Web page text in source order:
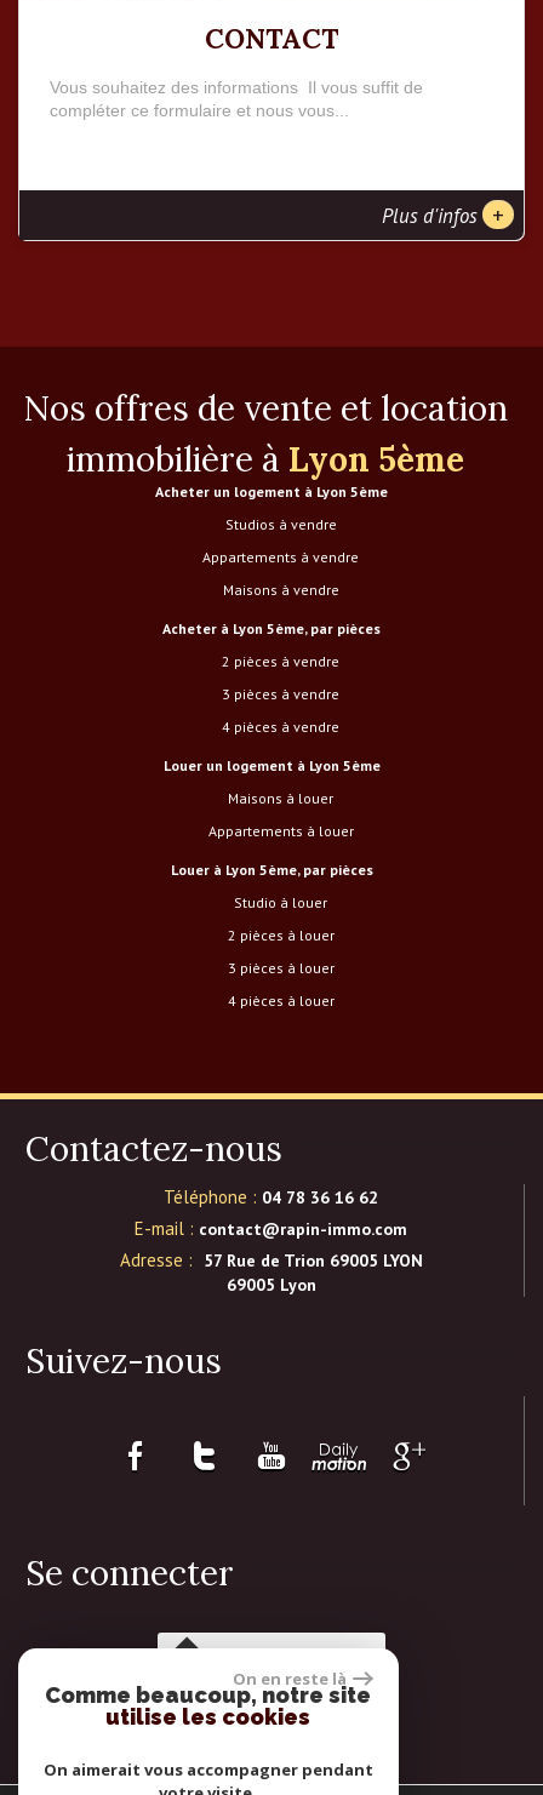
CONTACT
Vous souhaitez des informations Il vous suffit de
compléter ce formulaire et nous vous...
Plus d'infos +
Nos offres de vente et location
immobilière à Lyon 5ème
Acheter un logement à Lyon 5ème
Studios à vendre
Appartements à vendre
Maisons à vendre
Acheter à Lyon 5ème, par pièces
2 pièces à vendre
3 pièces à vendre
4 pièces à vendre
Louer un logement à Lyon 5ème
Maisons à louer
Appartements à louer
Louer à Lyon 5ème, par pièces
studio à louer
2 pièces à louer
3 pièces à louer
4 pièces à louer
Contactez-nous
Téléphone : 04 78 36 16 62
E-mail : contact@rapin-immo.com
Adresse :
57 Rue de Trion 69005 LYON
69005 Lyon
Suivez-nous
Se connecter
On en reste là
Comme beaucoup, notre site
utilise les cookies
On aimerait vous accompagner pendant